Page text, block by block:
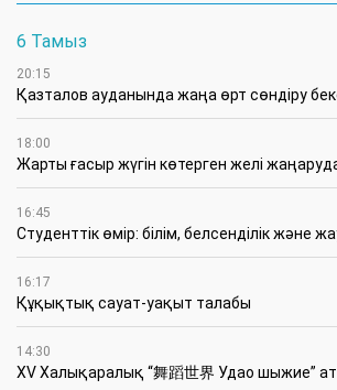
6 Тамыз
20:15
Қазталов ауданында жаңа өрт сөндіру
18:00
Жарты ғасыр жүгін көтерген желі
16:45
Студенттік өмір: білім, белсенділік және
16:17
Құқықтық сауат-уақыт талабы
14:30
XV Халықаралық “舞蹈世界 Удао шыжие”